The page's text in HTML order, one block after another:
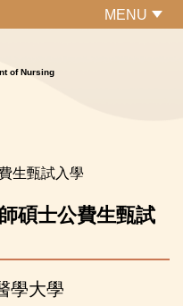
of Nursing
MENU
生甄試入學
碩士公費生甄試
學大學